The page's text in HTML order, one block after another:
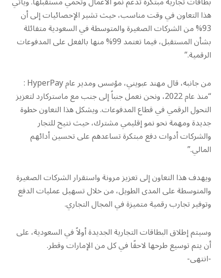
هذا التعاون في وقت مناسب، حيث تشير الإحصائيات إلى أن
93% من الشركات الصغيرة والمتوسطة في السعودية متفائلة
بشأن المستقبل، فيما تعتمد 99% منها بالفعل على المدفوعات
الرقمية.”
من جانبه، قال مهند عبويني، مؤسس ومدير عام HyperPay :
“منذ عام 2022، ونحن نعمل جنباً إلى جنب مع ماستركارد لتعزيز
التحول الرقمي في قطاع المدفوعات. ويشكل هذا التعاون خطوة
جديدة ومهمة نحو نمو إقليمي مشترك، حيث نتيح للتجار
والشركات أدوات دفع مبتكرة تساعدهم على تحسين أدائهم
المالي.”
ويهدف هذا التعاون إلى تعزيز مرونة واستقرار الشركات الصغيرة
والمتوسطة على المدى الطويل، من خلال تسهيل عمليات الدفع
وتوفير تجارب رقمية متميزة في المجال التجاري.
وسيتم إطلاق البطاقات التجارية الجديدة أولاً في السعودية، على
أن يتم توسيع طرحها لاحقًا في كل من الإمارات وقطر.
-انتهى-